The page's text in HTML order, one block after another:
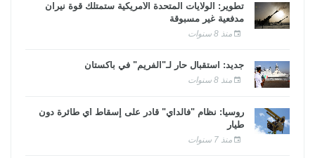
تطوير: الولايات المتحدة الأمريكية ستمتلك قوة نيران
مدفعية غير مسبوقة
منذ 8 سنوات
جديد: استقبال حار لـ"الفريم" في باكستان
منذ 8 سنوات
روسيا: نظام "فالداي" قادر على إسقاط أي طائرة دون
طيار
منذ 7 سنوات